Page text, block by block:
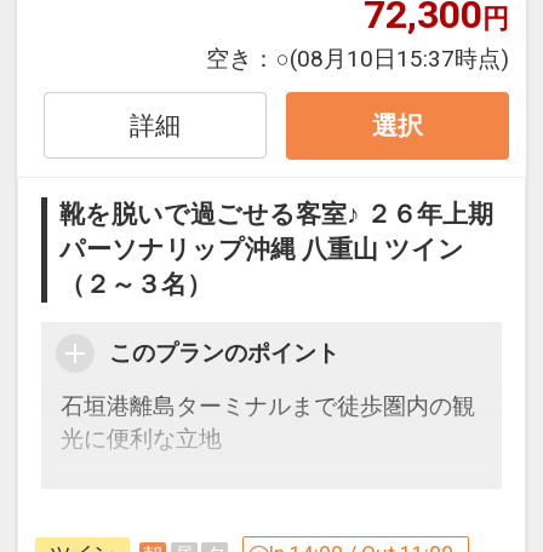
（泡盛)をご用意（１４：００～２１：０
０／セルフサービス）
※大人の方のみ
●ビーチ用バスタオルおひとり様１日１
枚貸出ＯＫ
（先着順／台数制限あり）
●レンタサイクル２時間利用ＯＫ（先着
順／台数制限あり）
※旅行代金に含まれます。
客室のご案内
●靴を脱いで過ごせる客室
に座ってのんびりおくつろぎください。
72,300円
空き： ○(08月10日15:37時点)
詳細 選択
靴を脱いで過ごせる客室♪ ２６年上期
パーソナリップ沖縄 八重山 ツイン
（２～３名）
このプランのポイント
石垣港離島ターミナルまで徒歩圏内の観
光に便利な立地
●ロビーにウェルカムドリンクをご用意